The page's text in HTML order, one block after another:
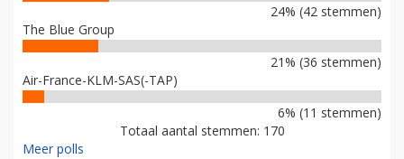
24% (42 stemmen)
The Blue Group
21% (36 stemmen)
Air-France-KLM-SAS(-TAP)
6% (11 stemmen)
Totaal aantal stemmen: 170
Meer polls